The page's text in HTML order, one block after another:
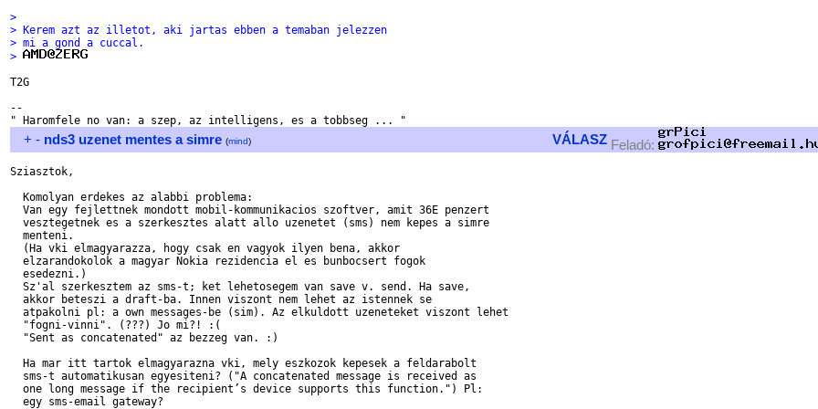
>
> Kerem azt az illetot, aki jartas ebben a temaban jelezzen
> mi a gond a cuccal.
>
T2G
--
+ - nds3 uzenet mentes a simre (mind) VÁLASZ Feladó:
Sziasztok,
  Komolyan erdekes az alabbi problema:
  Van egy fejlettnek mondott mobil-kommunikacios szoftver, amit 36E penzert
  vesztegetnek es a szerkesztes alatt allo uzenetet (sms) nem kepes a simre
  menteni.
  (Ha vki elmagyarazza, hogy csak en vagyok ilyen bena, akkor
  elzarandokolok a magyar Nokia rezidencia el es bunbocsert fogok
  esedezni.)
  Sz'al szerkesztem az sms-t; ket lehetosegem van save v. send. Ha save,
  akkor beteszi a draft-ba. Innen viszont nem lehet az istennek se
  atpakolni pl: a own messages-be (sim). Az elkuldott uzeneteket viszont lehet
  "fogni-vinni". (???) Jo mi?! :(
  "Sent as concatenated" az bezzeg van. :)
  Ha mar itt tartok elmagyarazna vki, mely eszkozok kepesek a feldarabolt
  sms-t automatikusan egyesiteni? ("A concatenated message is received as
  one long message if the recipient’s device supports this function.") Pl:
  egy sms-email gateway?